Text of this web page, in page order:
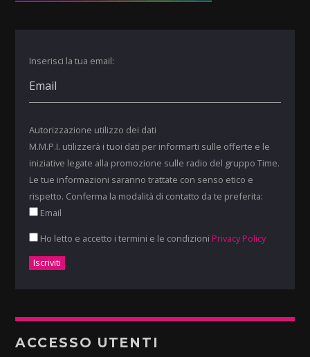
Inserisci la tua email:
Autorizzazione utilizzo dei dati
M.M.P.I. utilizzerà i tuoi dati per informarti sulle offerte e le
iniziative legate alla promozione sulle radio del gruppo Time.
Le tue informazioni saranno trattate con senso etico e
rispetto. Conferma la modalità di contatto da te preferita:
Email
Ho letto e accetto i termini e le condizioni Privacy Policy
ACCESSO UTENTI